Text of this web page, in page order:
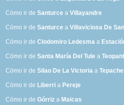
Cómo ir deSanturce aVillayandre
Cómo ir deSanturce aVillaviciosa De
Cómo ir deClodomiro Ledesma a
Cómo ir deSanta María Del Tule a
Cómo ir deSilao De La Victoria aTepache
Cómo ir de Liberri a Pereje
Cómo ir deGórriz a Maicas